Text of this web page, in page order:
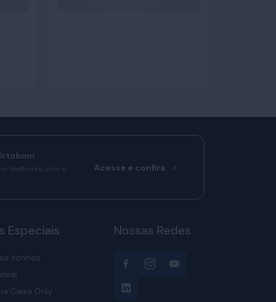
melhores com o
Acesse e confira
Especiais
sonhos
Caixa Only
Nossas Redes